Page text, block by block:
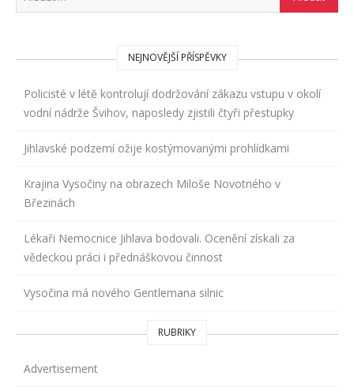
NEJNOVĚJŠÍ PŘÍSPĚVKY
Policisté v létě kontrolují dodržování zákazu vstupu v okolí
vodní nádrže Švihov, naposledy zjistili čtyři přestupky
Jihlavské podzemí ožije kostýmovanými prohlídkami
Krajina Vysočiny na obrazech Miloše Novotného v
Březinách
Lékaři Nemocnice Jihlava bodovali. Ocenění získali za
vědeckou práci i přednáškovou činnost
Vysočina má nového Gentlemana silnic
RUBRIKY
Advertisement